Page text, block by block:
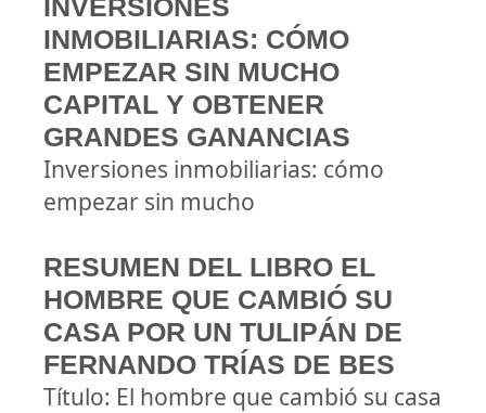
INVERSIONES
INMOBILIARIAS: CÓMO
EMPEZAR SIN MUCHO
CAPITAL Y OBTENER
GRANDES GANANCIAS
Inversiones inmobiliarias: cómo
empezar sin mucho
RESUMEN DEL LIBRO EL
HOMBRE QUE CAMBIÓ SU
CASA POR UN TULIPÁN DE
FERNANDO TRÍAS DE BES
Título: El hombre que cambió su casa